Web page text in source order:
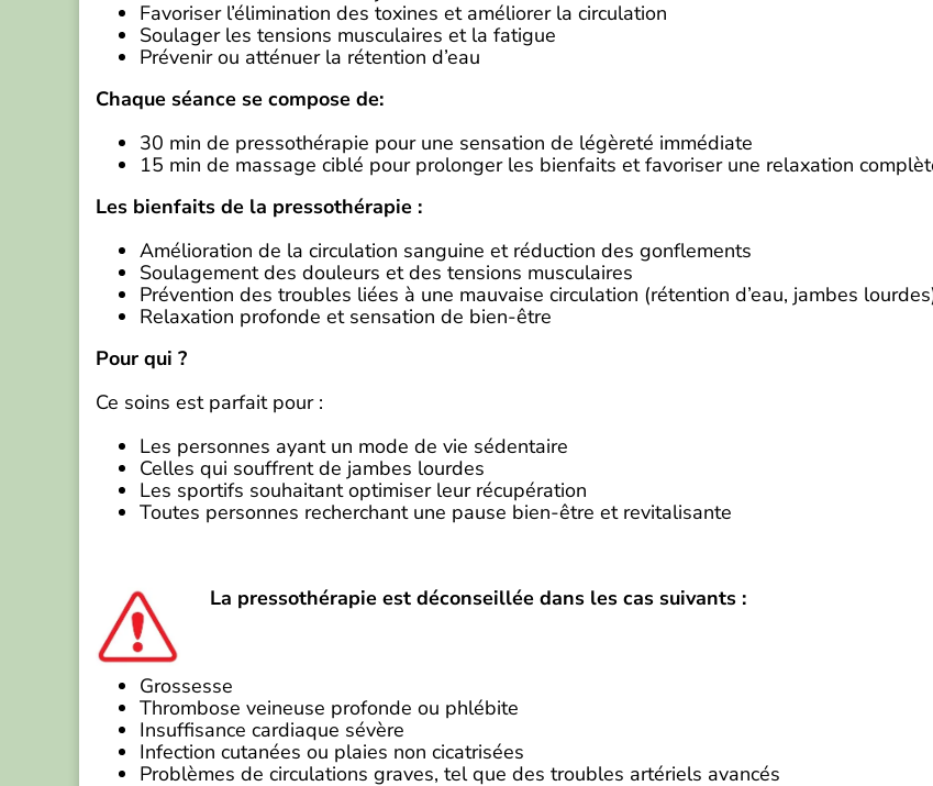
Favoriser l’élimination des toxines et améliorer la circulation
Soulager les tensions musculaires et la fatigue
Prévenir ou atténuer la rétention d’eau
Chaque séance se compose de:
30 min de pressothérapie pour une sensation de légèreté immédiate
15 min de massage ciblé pour prolonger les bienfaits et favoriser une relaxation
Les bienfaits de la pressothérapie :
Amélioration de la circulation sanguine et réduction des gonflements
Soulagement des douleurs et des tensions musculaires
Prévention des troubles liées à une mauvaise circulation (rétention d’eau, jambes
Relaxation profonde et sensation de bien-être
Pour qui ?
Ce soins est parfait pour :
Les personnes ayant un mode de vie sédentaire
Celles qui souffrent de jambes lourdes
Les sportifs souhaitant optimiser leur récupération
Toutes personnes recherchant une pause bien-être et revitalisante
La pressothérapie est déconseillée dans les cas suivants :
Grossesse
Thrombose veineuse profonde ou phlébite
Insuffisance cardiaque sévère
Infection cutanées ou plaies non cicatrisées
Problèmes de circulations graves, tel que des troubles artériels avancés